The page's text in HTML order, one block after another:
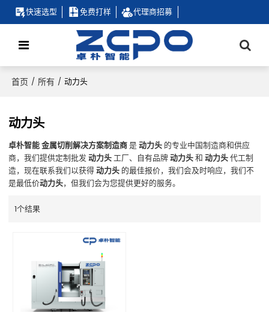
快速选型 免费打样 代理商招募
首页 / 所有 / 动力头
动力头
卓朴智能 金属切削解决方案制造商是动力头 的专业中国制造商和供应
商，我们提供定制批发动力头工厂、自有品牌动力头和动力头代工制
造，现在联系我们以获得动力头 的最佳报价，我们会及时响应，我们不
是最低价动力头，但我们会为您提供更好的服务。
1个结果